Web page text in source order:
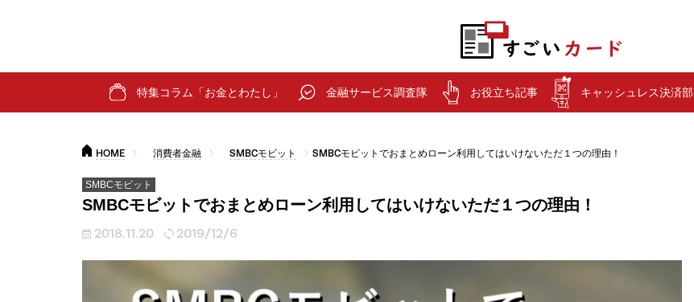
特集コラム「お金とわたし」 金融サービス調査隊 お役立ち記事 キャッシュレス決済部
HOME 消費者金融 SMBCモビット SMBCモビットでおまとめローン利用してはいけないただ１つの理由！
SMBCモビット
SMBCモビットでおまとめローン利用してはいけないただ１つの理由！
2018.11.20 2019/12/6